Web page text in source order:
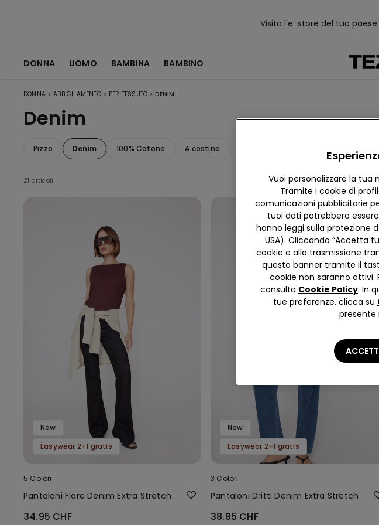
Visita l'e-store del tuo paese:
DONNA UOMO BAMBINA BAMBINO
DONNA > ABBIGLIAMENTO > PER TESSUTO > DENIM
Denim
Pizzo Denim 100% Cotone A costine
21 articoli
New
Easywear 2+1 gratis
5 Colori
Pantaloni Flare Denim Extra Stretch
34.95 CHF
New
Easywear 2+1 gratis
3 Colori
Pantaloni Dritti Denim Extra Stretch
38.95 CHF
Vuoi personalizzare la tua
Tramite i cookie di
comunicazioni pubblicitarie
tuoi dati potrebbero
hanno leggi sulla protezione
USA). Cliccando “Accetta
cookie e alla trasmissione
questo banner tramite il
cookie non saranno attivi.
consulta Cookie Policy. In
tue preferenze, clicca su
presente